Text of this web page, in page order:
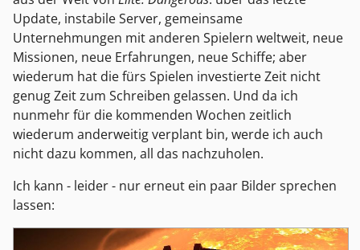
Update, instabile Server, gemeinsame
Unternehmungen mit anderen Spielern weltweit, neue
Missionen, neue Erfahrungen, neue Schiffe; aber
wiederum hat die fürs Spielen investierte Zeit nicht
genug Zeit zum Schreiben gelassen. Und da ich
nunmehr für die kommenden Wochen zeitlich
wiederum anderweitig verplant bin, werde ich auch
nicht dazu kommen, all das nachzuholen.
Ich kann - leider - nur erneut ein paar Bilder sprechen
lassen: